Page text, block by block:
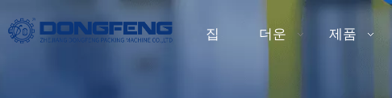
집 더운 제품